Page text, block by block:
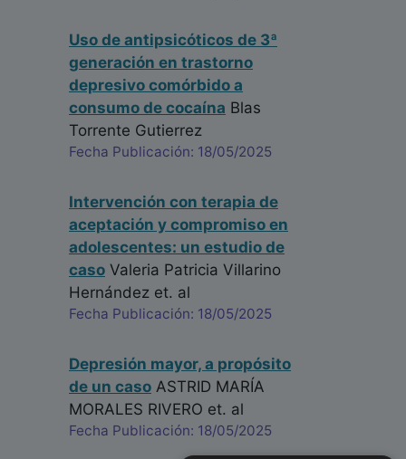
Uso de antipsicóticos de 3ª
generación en trastorno
depresivo comórbido a
consumo de cocaína Blas
Torrente Gutierrez
Fecha Publicación: 18/05/2025
Intervención con terapia de
aceptación y compromiso en
adolescentes: un estudio de
caso Valeria Patricia Villarino
Hernández et. al
Fecha Publicación: 18/05/2025
Depresión mayor, a propósito
de un caso ASTRID MARÍA
MORALES RIVERO et. al
Fecha Publicación: 18/05/2025